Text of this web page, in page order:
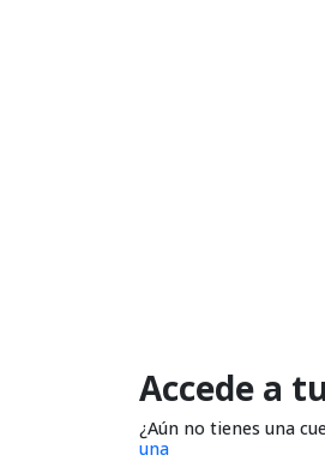
Accede a
¿Aún no tienes una
una